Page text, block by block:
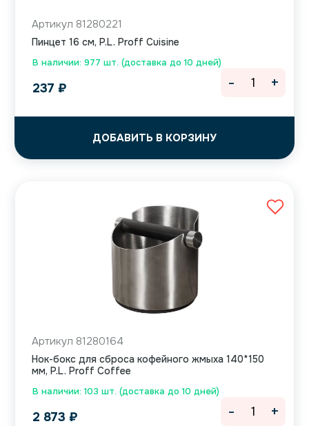
В наличии: 977 шт. (доставка до 10 дней)
Артикул 81280221
Пинцет 16 см, P.L. Proff Cuisine
237 ₽
ДОБАВИТЬ В КОРЗИНУ
- +
В наличии: 103 шт. (доставка до 10 дней)
Артикул 81280164
Нок-бокс для сброса кофейного жмыха 140*150
мм, P.L. Proff Coffee
2 873 ₽ - +